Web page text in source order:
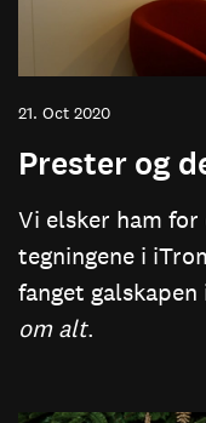
21. Oct 2020
Prester og
Vi elsker ham
tegningene i
fanget galskapen
om alt.